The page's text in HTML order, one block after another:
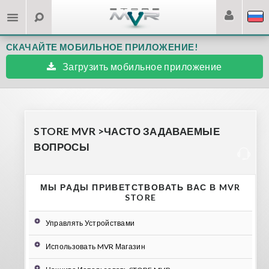
СКАЧАЙТЕ МОБИЛЬНОЕ ПРИЛОЖЕНИЕ!
Загрузить мобильное приложение
STORE MVR >ЧАСТО ЗАДАВАЕМЫЕ
ВОПРОСЫ
МЫ РАДЫ ПРИВЕТСТВОВАТЬ ВАС В MVR
STORE
Управлять Устройствами
Допустимые Устройства
Как Удалить Приложения
Использовать MVR Магазин